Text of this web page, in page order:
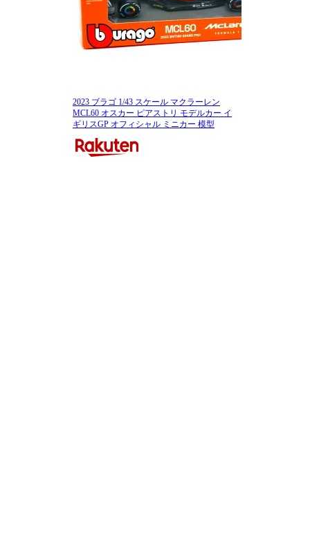
2023 ブラゴ 1/43 スケール マクラーレン
MCL60 オスカー ピアストリ モデルカー イ
ギリスGP オフィシャル ミニカー 模型